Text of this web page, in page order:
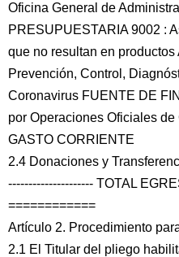
Oficina General de
PRESUPUESTARIA 9002 :
que no resultan en
Prevención, Control,
Coronavirus FUENTE DE
por Operaciones Oficiales de
GASTO CORRIENTE
2.4 Donaciones y
--------------------- TOTAL
============
Artículo 2. Procedimiento
2.1 El Titular del pliego